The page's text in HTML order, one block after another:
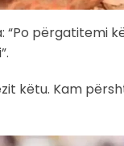
“Po përgatitemi
këtu. Kam